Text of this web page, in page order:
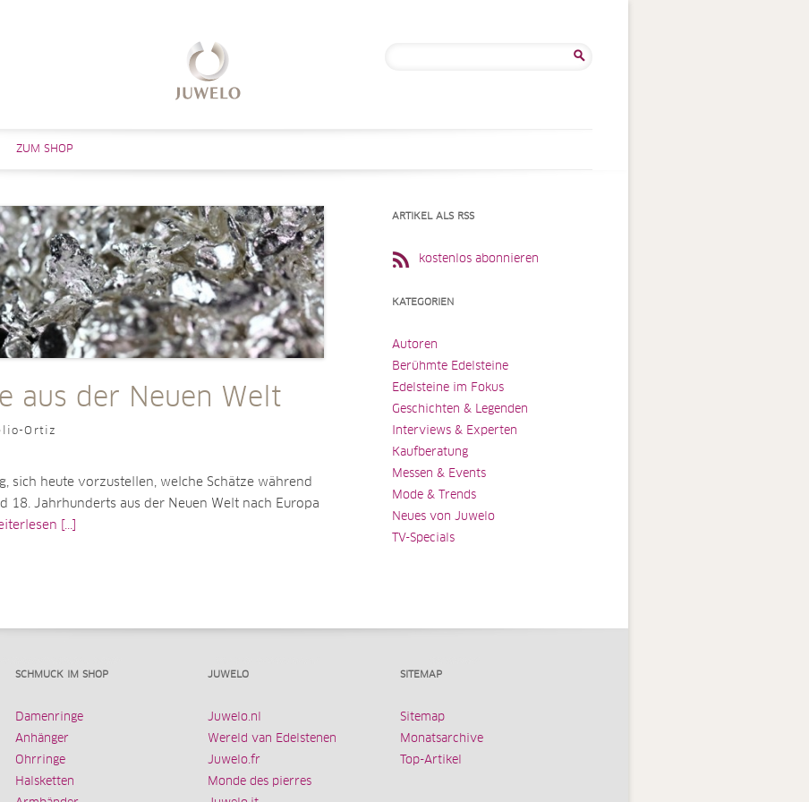
ZUM SHOP
aus der Neuen Welt
Ortiz
sich heute vorzustellen, welche Schätze während
18. Jahrhunderts aus der Neuen Welt nach Europa
[...]
ARTIKEL ALS RSS
kostenlos abonnieren
KATEGORIEN
Autoren
Berühmte Edelsteine
Edelsteine im Fokus
Geschichten & Legenden
Interviews & Experten
Kaufberatung
Messen & Events
Mode & Trends
Neues von Juwelo
TV-Specials
SCHMUCK IM SHOP
Damenringe
Anhänger
Ohrringe
Halsketten
JUWELO
Juwelo.nl
Wereld van Edelstenen
Juwelo.fr
Monde des pierres
SITEMAP
Sitemap
Monatsarchive
Top-Artikel